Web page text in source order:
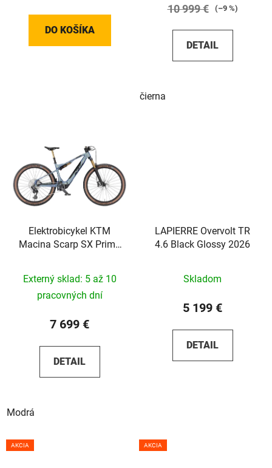
DO KOŠÍKA
10 999 € (–9 %)
DETAIL
čierna
Elektrobicykel KTM
Macina Scarp SX Prime
Externý sklad: 5 až 10
pracovných dní
7 699 €
DETAIL
Modrá
LAPIERRE Overvolt TR
4.6 Black Glossy 2026
Skladom
5 199 €
DETAIL
AKCIA AKCIA